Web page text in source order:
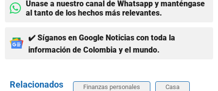
Únase a nuestro canal de Whatsapp y manténgase
al tanto de los hechos más relevantes.
✔️ Síganos en Google Noticias con toda la
información de Colombia y el mundo.
Relacionados Finanzas personales Casa